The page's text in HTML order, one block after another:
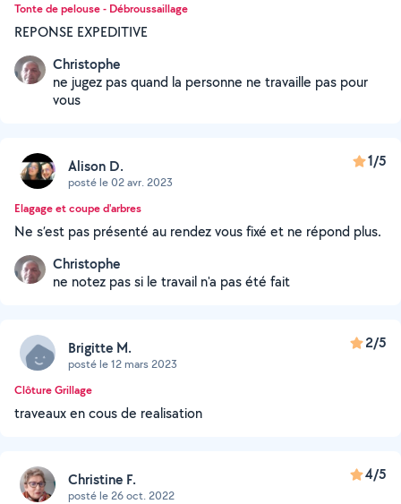
Tonte de pelouse - Débroussaillage
REPONSE EXPEDITIVE
Christophe
ne jugez pas quand la personne ne travaille pas pour
vous
Alison D.
posté le 02 avr. 2023
1/5
Elagage et coupe d'arbres
Ne s’est pas présenté au rendez vous fixé et ne répond plus.
Christophe
ne notez pas si le travail n'a pas été fait
Brigitte M.
posté le 12 mars 2023
2/5
Clôture Grillage
traveaux en cous de realisation
Christine F.
posté le 26 oct. 2022
4/5